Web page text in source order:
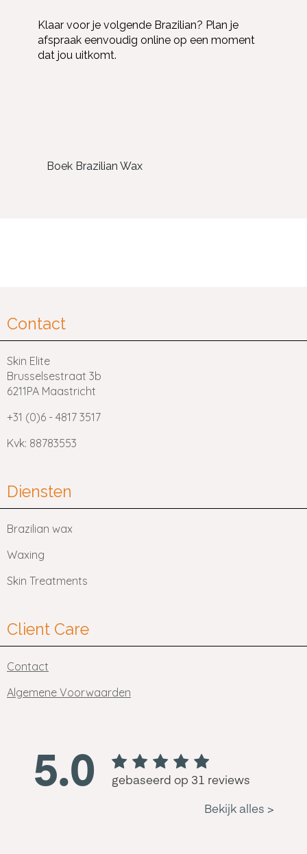
Klaar voor je volgende Brazilian? Plan je
afspraak eenvoudig online op een moment
dat jou uitkomt.
Boek Brazilian Wax
Contact
Skin Elite
Brusselsestraat 3b
6211PA Maastricht
+31 (0)6 - 4817 3517
Kvk: 88783553
Diensten
Brazilian wax
Waxing
Skin Treatments
Client Care
Contact
Algemene Voorwaarden